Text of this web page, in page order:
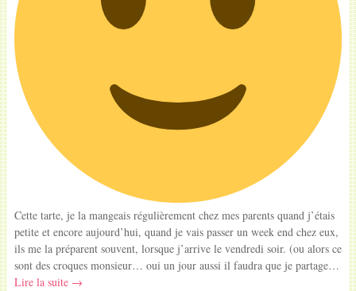
Cette tarte, je la mangeais régulièrement chez mes parents quand j’étais
petite et encore aujourd’hui, quand je vais passer un week end chez eux,
ils me la préparent souvent, lorsque j’arrive le vendredi soir. (ou alors ce
sont des croques monsieur… oui un jour aussi il faudra que je partage…
Lire la suite →